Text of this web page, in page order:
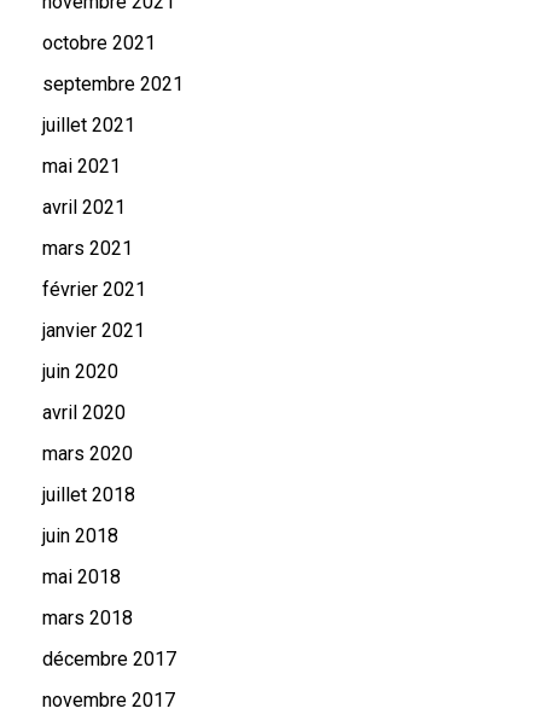
octobre 2021
septembre 2021
juillet 2021
mai 2021
avril 2021
mars 2021
février 2021
janvier 2021
juin 2020
avril 2020
mars 2020
juillet 2018
juin 2018
mai 2018
mars 2018
décembre 2017
novembre 2017